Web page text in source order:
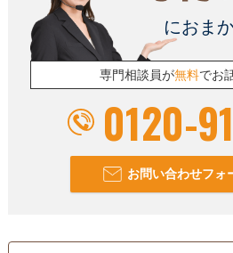
におま
専門相談員が無料でお
0120-
お問い合わせフォ